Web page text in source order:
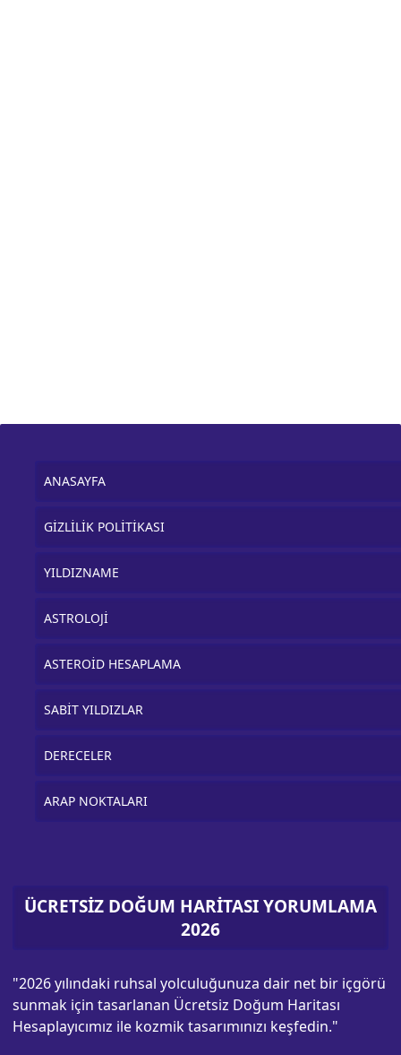
ANASAYFA
GİZLİLİK POLİTİKASI
YILDIZNAME
ASTROLOJİ
ASTEROİD HESAPLAMA
SABİT YILDIZLAR
DERECELER
ARAP NOKTALARI
ÜCRETSİZ DOĞUM HARİTASI YORUMLAMA
2026
"2026 yılındaki ruhsal yolculuğunuza dair net bir içgörü
sunmak için tasarlanan Ücretsiz Doğum Haritası
Hesaplayıcımız ile kozmik tasarımınızı keşfedin."